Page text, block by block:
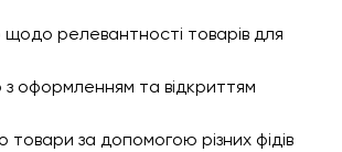
щодо релевантності товарів для
оформленням та відкриттям
за допомогою різних фідів